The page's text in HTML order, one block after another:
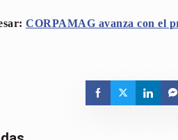
CORPAMAG avanza con el